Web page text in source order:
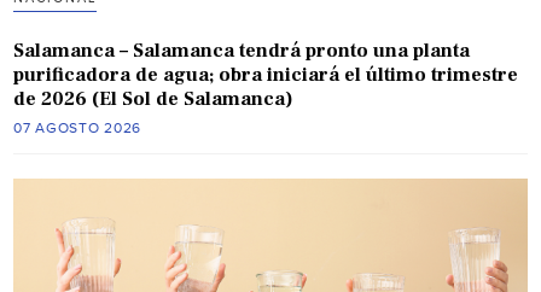
Salamanca – Salamanca tendrá pronto una planta
purificadora de agua; obra iniciará el último trimestre
de 2026 (El Sol de Salamanca)
07 AGOSTO 2026